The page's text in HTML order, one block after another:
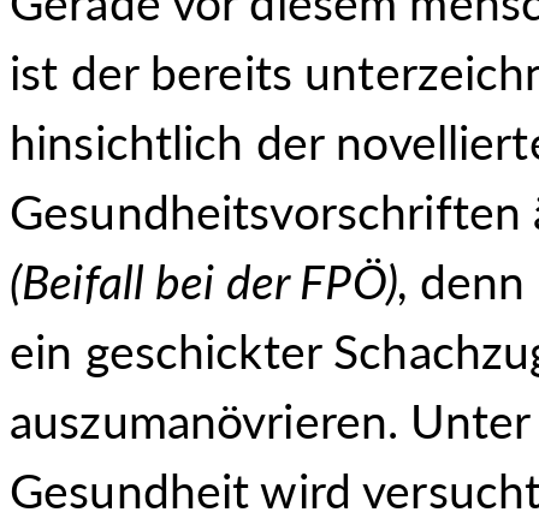
ist der bereits
hinsichtlich der
(Beifall bei der FPÖ), denn
ein geschickter
auszumanövrieren.
Gesundheit wird